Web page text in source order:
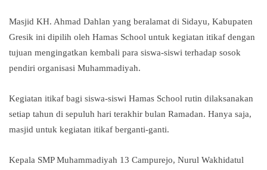
Masjid KH. Ahmad Dahlan yang beralamat di Sidayu, Kabupaten
Gresik ini dipilih oleh Hamas School untuk kegiatan itikaf dengan
tujuan mengingatkan kembali para siswa-siswi terhadap sosok
pendiri organisasi Muhammadiyah.
Kegiatan itikaf bagi siswa-siswi Hamas School rutin dilaksanakan
setiap tahun di sepuluh hari terakhir bulan Ramadan. Hanya saja,
masjid untuk kegiatan itikaf berganti-ganti.
Kepala SMP Muhammadiyah 13 Campurejo, Nurul Wakhidatul